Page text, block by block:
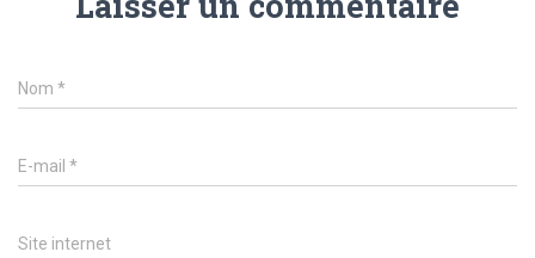
Nom *
E-mail *
Site internet